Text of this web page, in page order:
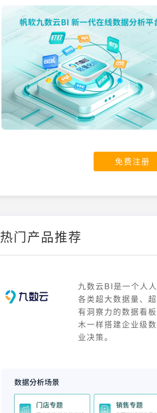
免费注册
热门产品推荐
九数云BI是一个人
各类超大数据量、
有洞察力的数据看
木一样搭建企业级
业决策。